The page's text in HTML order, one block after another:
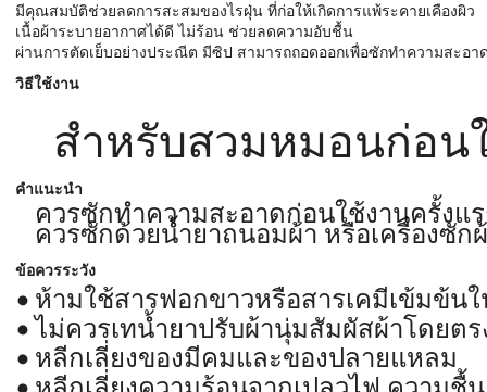
มีคุณสมบัติช่วยลดการสะสมของไรฝุ่น ที่ก่อให้เกิดการแพ้ระคายเคืองผิว
เนื้อผ้าระบายอากาศได้ดี ไม่ร้อน ช่วยลดความอับชื้น
ผ่านการตัดเย็บอย่างประณีต มีซิป สามารถถอดออกเพื่อซักทำความสะอา
วิธีใช้งาน
สำหรับสวมหมอนก่อน
คำแนะนำ
ควรซักทำความสะอาดก่อนใช้งานครั้งแ
ควรซักด้วยน้ำยาถนอมผ้า หรือเครื่องซัก
ข้อควรระวัง
ห้ามใช้สารฟอกขาวหรือสารเคมีเข้มข้น
ไม่ควรเทน้ำยาปรับผ้านุ่มสัมผัสผ้าโดยตร
หลีกเลี่ยงของมีคมและของปลายแหลม